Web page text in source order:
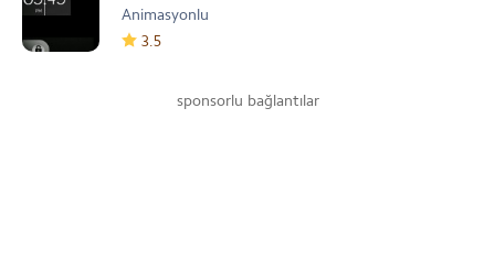
Animasyonlu
3.5
sponsorlu bağlantılar